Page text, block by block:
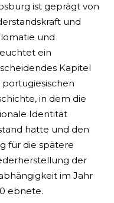
ist geprägt von
und
und
ein
Kapitel
portugiesischen
in dem die
Identität
hatte und den
für die spätere
der
im Jahr
ebnete.